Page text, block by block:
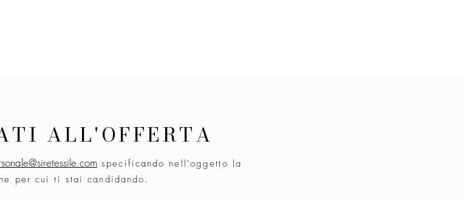
ALL'OFFERTA
specificando nell'oggetto la
per cui ti stai candidando.